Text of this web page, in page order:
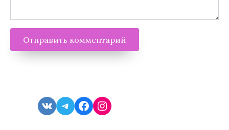
VKTelegram
Facebook
Instagram